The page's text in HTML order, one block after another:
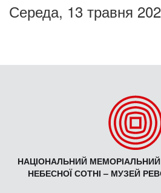
Середа, 13 травня
НАЦІОНАЛЬНИЙ
НЕБЕСНОЇ СОТНІ – МУЗЕЙ